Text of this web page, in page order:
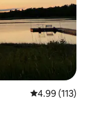
Calificación
4.99 (113)